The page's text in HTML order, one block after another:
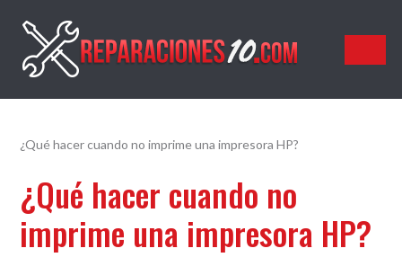
Reparaciones10.com
¿Qué hacer cuando no imprime una impresora HP?
¿Qué hacer cuando no
imprime una impresora HP?